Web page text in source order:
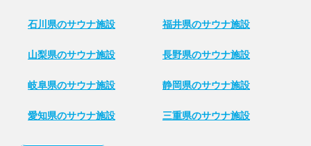
石川県のサウナ施設 福井県のサウナ施設
山梨県のサウナ施設 長野県のサウナ施設
岐阜県のサウナ施設 静岡県のサウナ施設
愛知県のサウナ施設 三重県のサウナ施設